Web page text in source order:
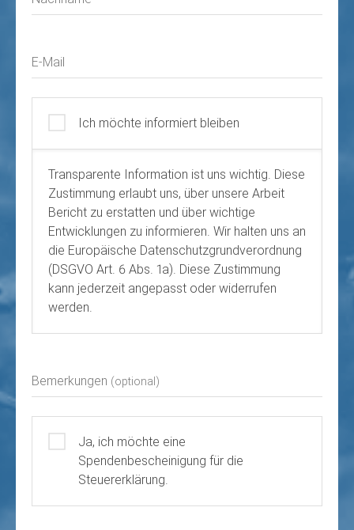
E-Mail
Ich möchte informiert bleiben
Transparente Information ist uns wichtig. Diese
Zustimmung erlaubt uns, über unsere Arbeit
Bericht zu erstatten und über wichtige
Entwicklungen zu informieren. Wir halten uns an
die Europäische Datenschutzgrundverordnung
(DSGVO Art. 6 Abs. 1a). Diese Zustimmung
kann jederzeit angepasst oder widerrufen
werden.
Bemerkungen (optional)
Ja, ich möchte eine
Spendenbescheinigung für die
Steuererklärung.